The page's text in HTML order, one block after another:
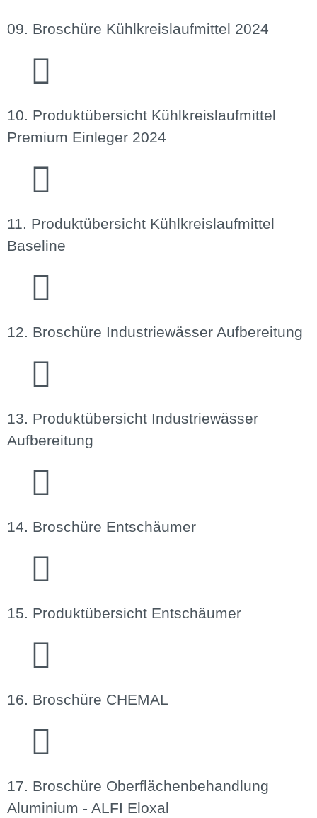
09. Broschüre Kühlkreislaufmittel 2024
10. Produktübersicht Kühlkreislaufmittel
Premium Einleger 2024
11. Produktübersicht Kühlkreislaufmittel
Baseline
12. Broschüre Industriewässer Aufbereitung
13. Produktübersicht Industriewässer
Aufbereitung
14. Broschüre Entschäumer
15. Produktübersicht Entschäumer
16. Broschüre CHEMAL
17. Broschüre Oberflächen­behandlung
Aluminium - ALFI Eloxal